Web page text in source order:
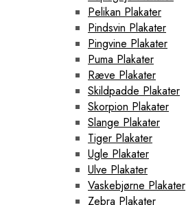
Pelikan Plakater
Pindsvin Plakater
Pingvine Plakater
Puma Plakater
Ræve Plakater
Skildpadde Plakater
Skorpion Plakater
Slange Plakater
Tiger Plakater
Ugle Plakater
Ulve Plakater
Vaskebjørne Plakater
Zebra Plakater